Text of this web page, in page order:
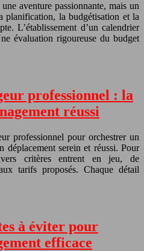
aventure passionnante, mais un
planification, la budgétisation et la
L’établissement d’un calendrier
évaluation rigoureuse du budget
professionnel : la
réussi
professionnel pour orchestrer un
déplacement serein et réussi. Pour
critères entrent en jeu, de
tarifs proposés. Chaque détail
à éviter pour
efficace